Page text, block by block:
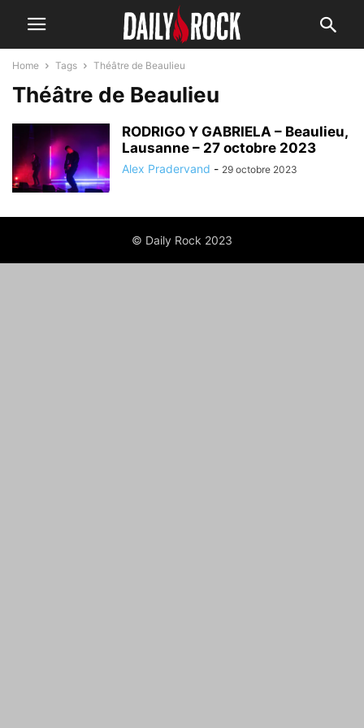
Home Tags Théâtre de Beaulieu
Théâtre de Beaulieu
RODRIGO Y GABRIELA – Beaulieu,
Lausanne – 27 octobre 2023
Alex Pradervand - 29 octobre 2023
© Daily Rock 2023